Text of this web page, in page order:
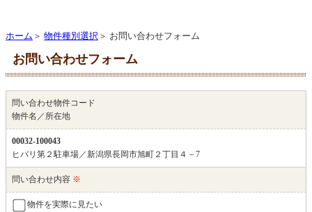
ホーム ＞ 物件種別選択 ＞ お問い合わせフォーム
お問い合わせフォーム
問い合わせ物件コード
物件名／所在地
00032-100043
ヒバリ第２駐車場／新潟県長岡市旭町２丁目４－7
問い合わせ内容 ※
物件を実際に見たい